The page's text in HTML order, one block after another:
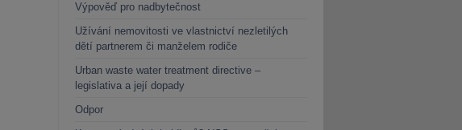
Výpověď pro nadbytečnost
Užívání nemovitosti ve vlastnictví nezletilých
dětí partnerem či manželem rodiče
Urban waste water treatment directive –
legislativa a její dopady
Odpor